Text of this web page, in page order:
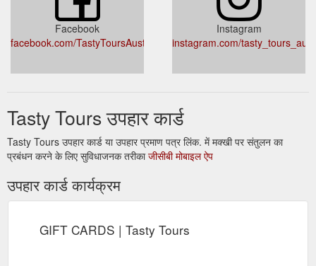
Facebook
facebook.com/TastyToursAustralia
Instagram
instagram.com/tasty_tours_aus
Tasty Tours उपहार कार्ड
Tasty Tours उपहार कार्ड या उपहार प्रमाण पत्र लिंक. में मक्खी पर संतुलन का
प्रबंधन करने के लिए सुविधाजनक तरीकाजीसीबी मोबाइल ऐप
उपहार कार्ड कार्यक्रम
GIFT CARDS | Tasty Tours